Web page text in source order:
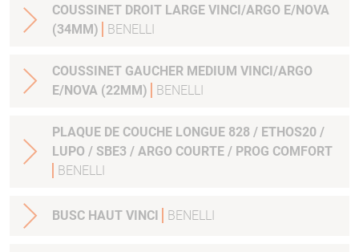
COUSSINET DROIT LARGE VINCI/ARGO E/NOVA
(34MM)
BENELLI
COUSSINET GAUCHER MEDIUM VINCI/ARGO
E/NOVA (22MM)
BENELLI
PLAQUE DE COUCHE LONGUE 828 / ETHOS20 /
LUPO / SBE3 / ARGO COURTE / PROG COMFORT
BENELLI
BUSC HAUT VINCI BENELLI